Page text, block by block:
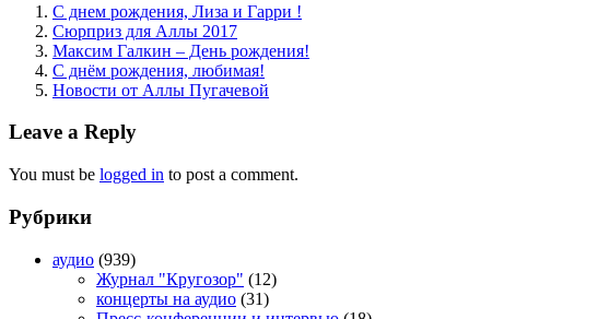
С днем рождения, Лиза и Гарри !
Сюрприз для Аллы 2017
Максим Галкин – День рождения!
С днём рождения, любимая!
Новости от Аллы Пугачевой
Leave a Reply
You must be logged in to post a comment.
Рубрики
аудио (939)
Журнал "Кругозор" (12)
концерты на аудио (31)